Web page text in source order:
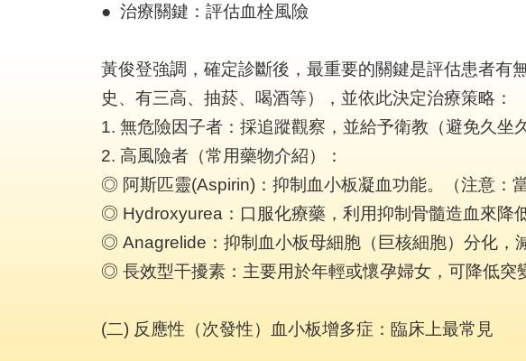
● 治療關鍵：評估血栓風險
黃俊登強調，確定診斷後，最重要的關鍵是評估患者
史、有三高、抽菸、喝酒等），並依此決定治療策略：
1. 無危險因子者：採追蹤觀察，並給予衛教（避免久坐
2. 高風險者（常用藥物介紹）：
◎ 阿斯匹靈(Aspirin)：抑制血小板凝血功能。（注意：
◎ Hydroxyurea：口服化療藥，利用抑制骨髓造血來降
◎ Anagrelide：抑制血小板母細胞（巨核細胞）分化，
◎ 長效型干擾素：主要用於年輕或懷孕婦女，可降低突
(二) 反應性（次發性）血小板增多症：臨床上最常見